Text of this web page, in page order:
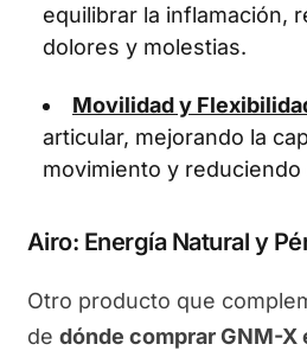
equilibrar la inflamación,
dolores y molestias.
Movilidad y
articular, mejorando la
movimiento y reduciendo
Airo: Energía Natural y
Otro producto que
de dónde comprar GNM-X